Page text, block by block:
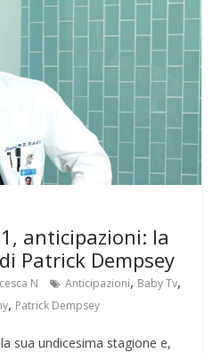
anticipazioni: la
Patrick Dempsey
N Anticipazioni, Baby Tv,
, Patrick Dempsey
sua undicesima stagione e,